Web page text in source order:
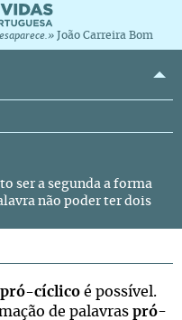
João Carreira Bom
ser a segunda a forma
não poder ter dois
pró-cíclico é possível.
de palavras pró-